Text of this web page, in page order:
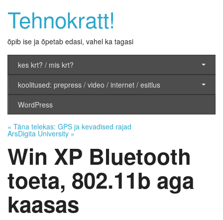
Tehnokratt!
õpib ise ja õpetab edasi, vahel ka tagasi
kes krt? / mis krt?
koolitused: prepress / video / internet / esitlus
WordPress
« Täna telekas: GPS ja kevadised rajad
ArsDigita University »
Win XP Bluetooth
toeta, 802.11b aga
kaasas